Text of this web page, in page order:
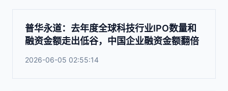
普华永道：去年度全球科技行业IPO数量和
融资金额走出低谷，中国企业融资金额翻倍
2026-06-05 02:55:14